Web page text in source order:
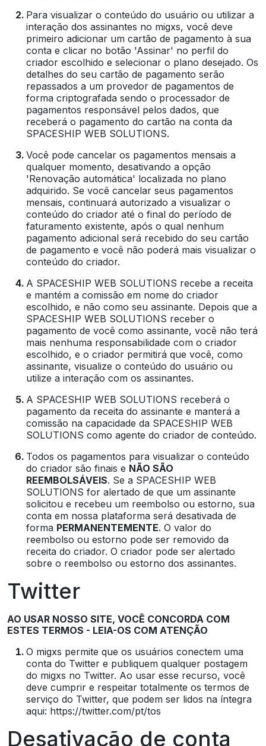
Para visualizar o conteúdo do usuário ou utilizar a
interação dos assinantes no migxs, você deve
primeiro adicionar um cartão de pagamento à sua
conta e clicar no botão 'Assinar' no perfil do
criador escolhido e selecionar o plano desejado. Os
detalhes do seu cartão de pagamento serão
repassados ​​a um provedor de pagamentos de
forma criptografada sendo o processador de
pagamentos responsável pelos dados, que
receberá o pagamento do cartão na conta da
SPACESHIP WEB SOLUTIONS.
Você pode cancelar os pagamentos mensais a
qualquer momento, desativando a opção
'Renovação automática' localizada no plano
adquirido. Se você cancelar seus pagamentos
mensais, continuará autorizado a visualizar o
conteúdo do criador até o final do período de
faturamento existente, após o qual nenhum
pagamento adicional será recebido do seu cartão
de pagamento e você não poderá mais visualizar o
conteúdo do criador.
A SPACESHIP WEB SOLUTIONS recebe a receita
e mantém a comissão em nome do criador
escolhido, e não como seu assinante. Depois que a
SPACESHIP WEB SOLUTIONS receber o
pagamento de você como assinante, você não terá
mais nenhuma responsabilidade com o criador
escolhido, e o criador permitirá que você, como
assinante, visualize o conteúdo do usuário ou
utilize a interação com os assinantes.
A SPACESHIP WEB SOLUTIONS receberá o
pagamento da receita do assinante e manterá a
comissão na capacidade da SPACESHIP WEB
SOLUTIONS como agente do criador de conteúdo.
Todos os pagamentos para visualizar o conteúdo
do criador são finais e NÃO SÃO
REEMBOLSÁVEIS. Se a SPACESHIP WEB
SOLUTIONS for alertado de que um assinante
solicitou e recebeu um reembolso ou estorno, sua
conta em nossa plataforma será desativada de
forma PERMANENTEMENTE. O valor do
reembolso ou estorno pode ser removido da
receita do criador. O criador pode ser alertado
sobre o reembolso ou estorno dos assinantes.
Twitter
AO USAR NOSSO SITE, VOCÊ CONCORDA COM
ESTES TERMOS - LEIA-OS COM ATENÇÃO
O migxs permite que os usuários conectem uma
conta do Twitter e publiquem qualquer postagem
do migxs no Twitter. Ao usar esse recurso, você
deve cumprir e respeitar totalmente os termos de
serviço do Twitter, que podem ser lidos na íntegra
aqui: https://twitter.com/pt/tos
Desativação de conta